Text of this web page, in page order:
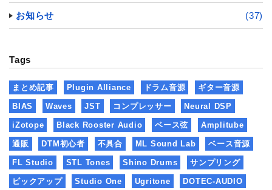
お知らせ (37)
Tags
まとめ記事 Plugin Alliance ドラム音源 ギター音源
BIAS Waves JST コンプレッサー Neural DSP
iZotope Black Rooster Audio ベース弦 Amplitube
通販 DTM初心者 不具合 ML Sound Lab ベース音源
FL Studio STL Tones Shino Drums サンプリング
ピックアップ Studio One Ugritone DOTEC-AUDIO